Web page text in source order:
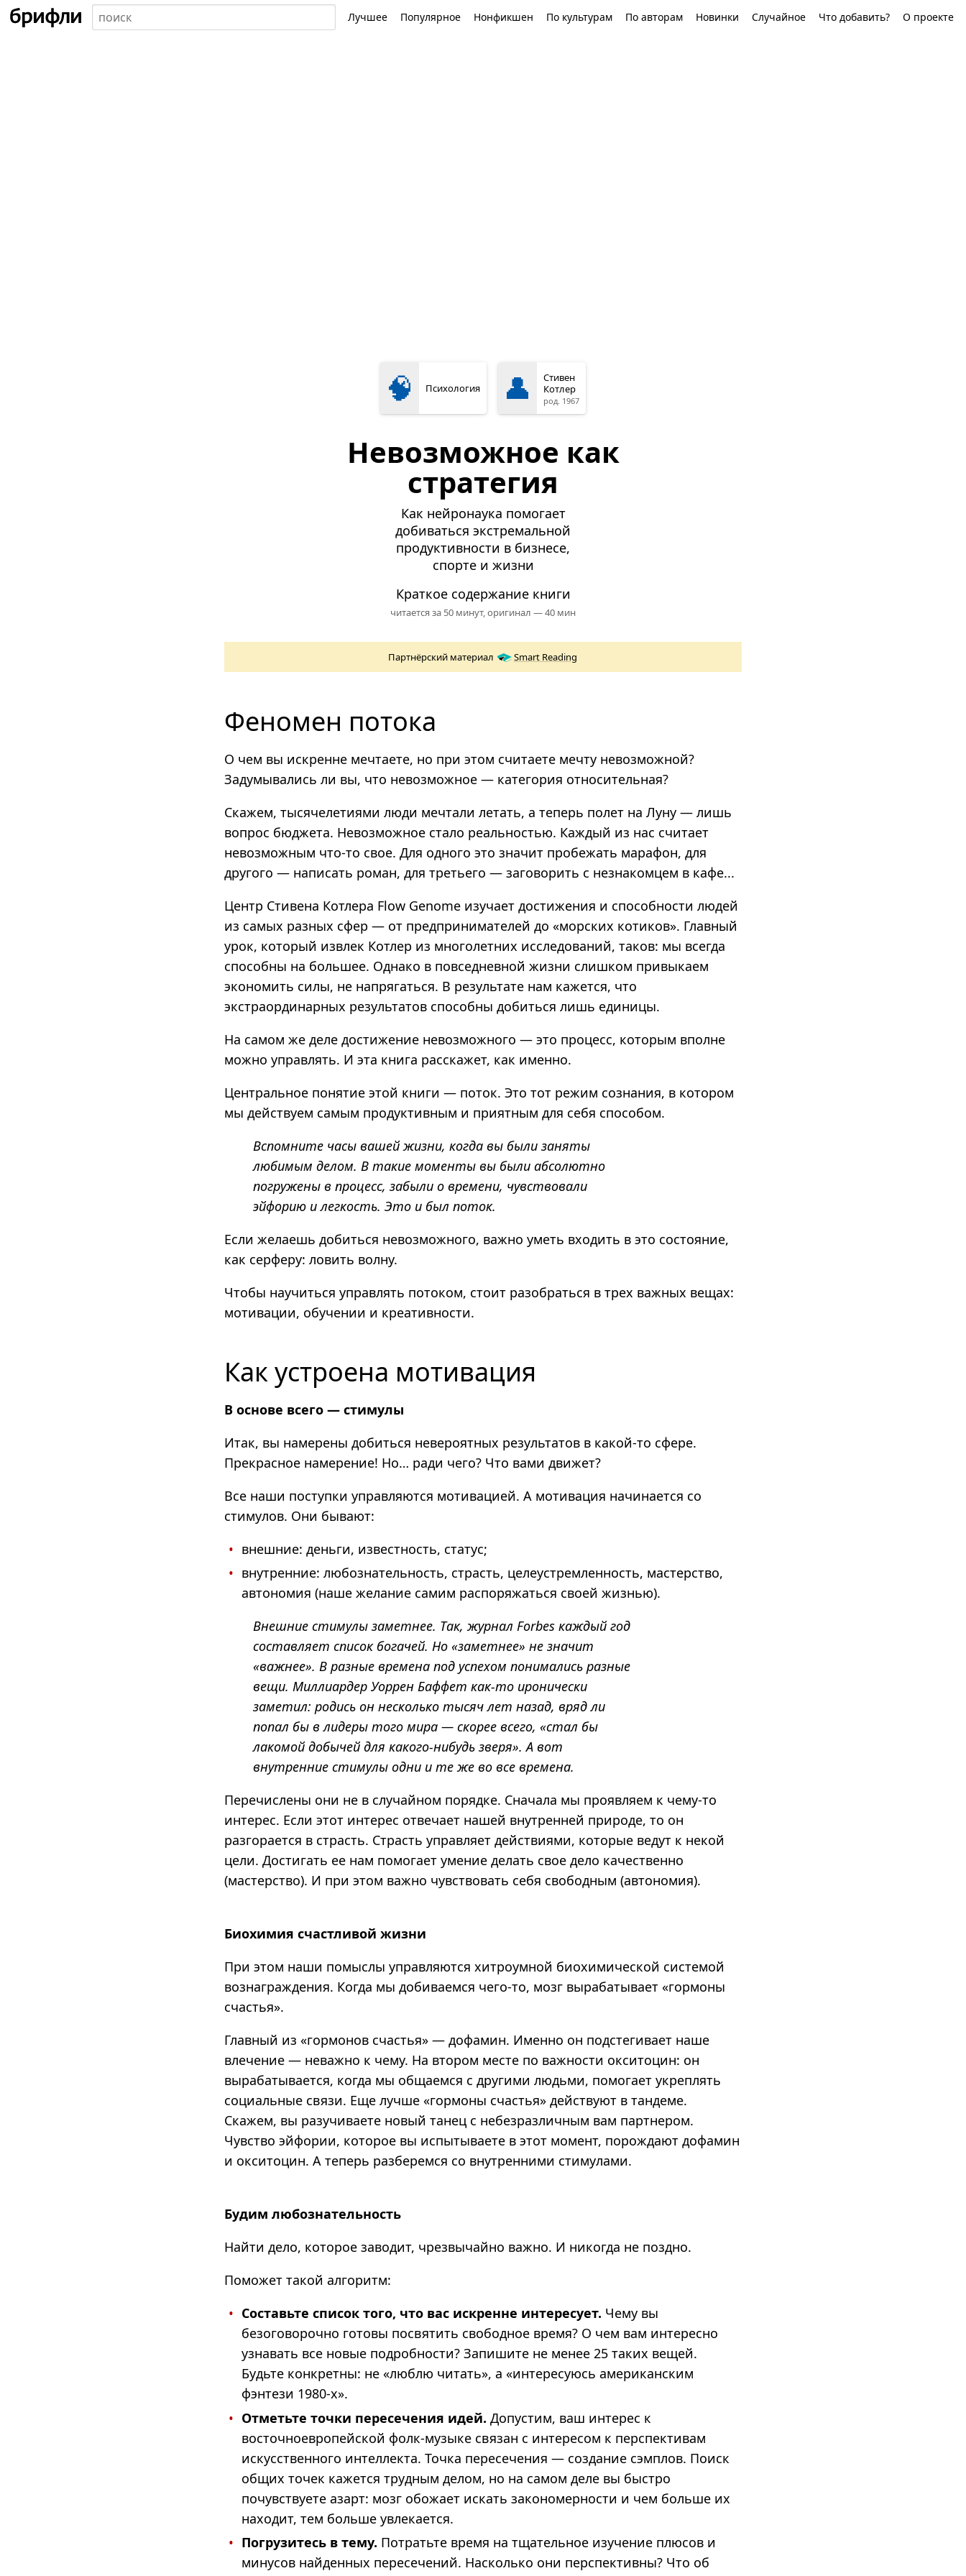
Лучшее Популярное Нонфикшен По культурам По авторам Новинки Случайное Что добавить? О проекте
🧠 Психология 👤
Стивен
Котлер
род. 1967
Невозможное как
стратегия
Как нейронаука помогает
добиваться экстремальной
продуктивности в бизнесе,
спорте и жизни
Краткое содержание книги
читается за 50 минут,оригинал — 40 мин
Партнёрский материал Smart Reading
Феномен потока
О чем вы искренне мечтаете, но при этом считаете мечту невозможной?
Задумывались ли вы, что невозможное — категория относительная?
Скажем, тысячелетиями люди мечтали летать, а теперь полет на Луну — лишь
вопрос бюджета. Невозможное стало реальностью. Каждый из нас считает
невозможным что-то свое. Для одного это значит пробежать марафон, для
другого — написать роман, для третьего — заговорить с незнакомцем в кафе...
Центр Стивена Котлера Flow Genome изучает достижения и способности людей
из самых разных сфер — от предпринимателей до «морских котиков». Главный
урок, который извлек Котлер из многолетних исследований, таков: мы всегда
способны на большее. Однако в повседневной жизни слишком привыкаем
экономить силы, не напрягаться. В результате нам кажется, что
экстраординарных результатов способны добиться лишь единицы.
На самом же деле достижение невозможного — это процесс, которым вполне
можно управлять. И эта книга расскажет, как именно.
Центральное понятие этой книги — поток. Это тот режим сознания, в котором
мы действуем самым продуктивным и приятным для себя способом.
Вспомните часы вашей жизни, когда вы были заняты
любимым делом. В такие моменты вы были абсолютно
погружены в процесс, забыли о времени, чувствовали
эйфорию и легкость. Это и был поток.
Если желаешь добиться невозможного, важно уметь входить в это состояние,
как серферу: ловить волну.
Чтобы научиться управлять потоком, стоит разобраться в трех важных вещах:
мотивации, обучении и креативности.
Как устроена мотивация
В основе всего — стимулы
Итак, вы намерены добиться невероятных результатов в какой-то сфере.
Прекрасное намерение! Но… ради чего? Что вами движет?
Все наши поступки управляются мотивацией. А мотивация начинается со
стимулов. Они бывают:
внешние: деньги, известность, статус;
внутренние: любознательность, страсть, целеустремленность, мастерство,
автономия (наше желание самим распоряжаться своей жизнью).
Внешние стимулы заметнее. Так, журнал Forbes каждый год
составляет список богачей. Но «заметнее» не значит
«важнее». В разные времена под успехом понимались разные
вещи. Миллиардер Уоррен Баффет как-то иронически
заметил: родись он несколько тысяч лет назад, вряд ли
попал бы в лидеры того мира — скорее всего, «стал бы
лакомой добычей для какого-нибудь зверя». А вот
внутренние стимулы одни и те же во все времена.
Перечислены они не в случайном порядке. Сначала мы проявляем к чему-то
интерес. Если этот интерес отвечает нашей внутренней природе, то он
разгорается в страсть. Страсть управляет действиями, которые ведут к некой
цели. Достигать ее нам помогает умение делать свое дело качественно
(мастерство). И при этом важно чувствовать себя свободным (автономия).
Биохимия счастливой жизни
При этом наши помыслы управляются хитроумной биохимической системой
вознаграждения. Когда мы добиваемся чего-то, мозг вырабатывает «гормоны
счастья».
Главный из «гормонов счастья» — дофамин. Именно он подстегивает наше
влечение — неважно к чему. На втором месте по важности окситоцин: он
вырабатывается, когда мы общаемся с другими людьми, помогает укреплять
социальные связи. Еще лучше «гормоны счастья» действуют в тандеме.
Скажем, вы разучиваете новый танец с небезразличным вам партнером.
Чувство эйфории, которое вы испытываете в этот момент, порождают дофамин
и окситоцин. А теперь разберемся со внутренними стимулами.
Будим любознательность
Найти дело, которое заводит, чрезвычайно важно. И никогда не поздно.
Поможет такой алгоритм:
Составьте список того, что вас искренне интересует. Чему вы
безоговорочно готовы посвятить свободное время? О чем вам интересно
узнавать все новые подробности? Запишите не менее 25 таких вещей.
Будьте конкретны: не «люблю читать», а «интересуюсь американским
фэнтези 1980-х».
Отметьте точки пересечения идей. Допустим, ваш интерес к
восточноевропейской фолк-музыке связан с интересом к перспективам
искусственного интеллекта. Точка пересечения — создание сэмплов. Поиск
общих точек кажется трудным делом, но на самом деле вы быстро
почувствуете азарт: мозг обожает искать закономерности и чем больше их
находит, тем больше увлекается.
Погрузитесь в тему. Потратьте время на тщательное изучение плюсов и
минусов найденных пересечений. Насколько они перспективны? Что об